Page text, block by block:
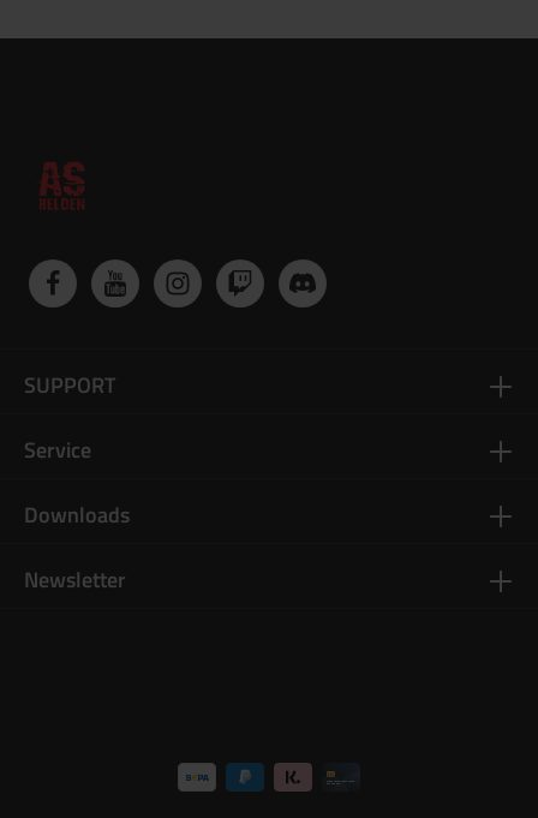
Newsletter
SUPPORT
Service
Downloads